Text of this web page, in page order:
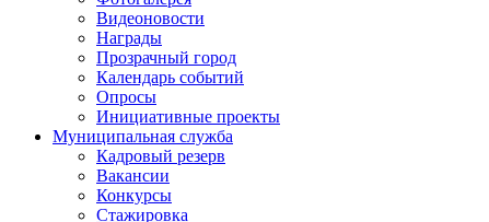
Видеоновости
Награды
Прозрачный город
Календарь событий
Опросы
Инициативные проекты
Муниципальная служба
Кадровый резерв
Вакансии
Конкурсы
Стажировка